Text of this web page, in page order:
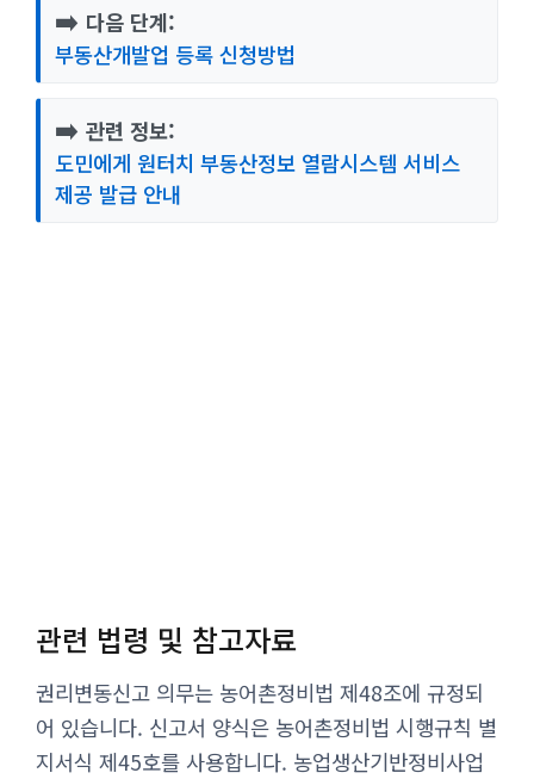
➡️ 다음 단계:
부동산개발업 등록 신청방법
➡️ 관련 정보:
도민에게 원터치 부동산정보 열람시스템 서비스
제공 발급 안내
관련 법령 및 참고자료
권리변동신고 의무는 농어촌정비법 제48조에 규정되
어 있습니다. 신고서 양식은 농어촌정비법 시행규칙 별
지서식 제45호를 사용합니다. 농업생산기반정비사업